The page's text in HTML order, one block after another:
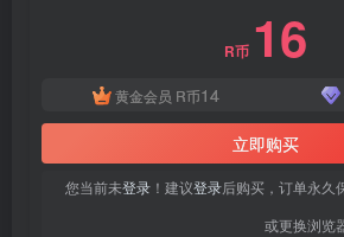
R币 16
黄金会员 R币14
立即购买
您当前未登录 ！建议登录后购买，订单永久
或更换浏览
社交账号登录
使用社交账号登录即表示同意用户协